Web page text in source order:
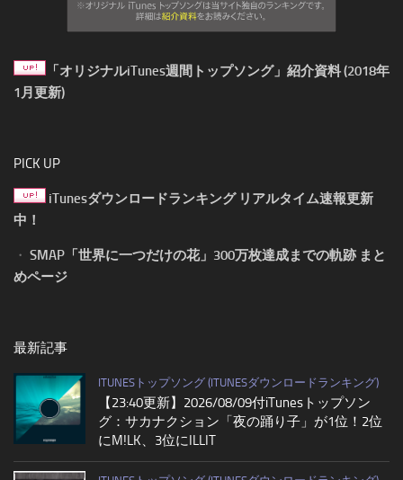
「オリジナルiTunes週間トップソング」紹介資料 (2018年
1月更新)
PICK UP
iTunesダウンロードランキング リアルタイム速報更新
中！
・ SMAP「世界に一つだけの花」300万枚達成までの軌跡 まと
めページ
最新記事
ITUNESトップソング (ITUNESダウンロードランキング)
【23:40更新】2026/08/09付iTunesトップソン
グ：サカナクション「夜の踊り子」が1位！2位
にM!LK、3位にILLIT